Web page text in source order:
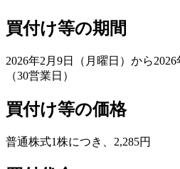
買付け等の期間
2026年2月9日（月曜日）から
（30営業日）
買付け等の価格
普通株式1株につき、2,285円